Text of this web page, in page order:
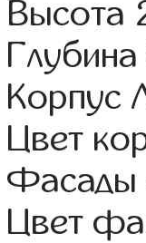
Высота
Корпус
Цвет
Цвет